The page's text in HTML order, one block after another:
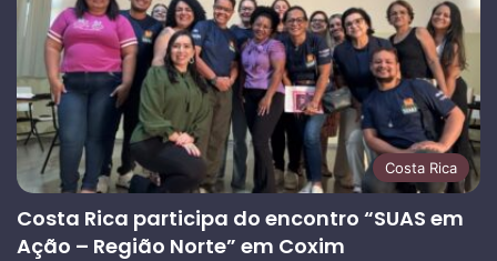
Costa Rica
Costa Rica participa do encontro “SUAS em
Ação – Região Norte” em Coxim